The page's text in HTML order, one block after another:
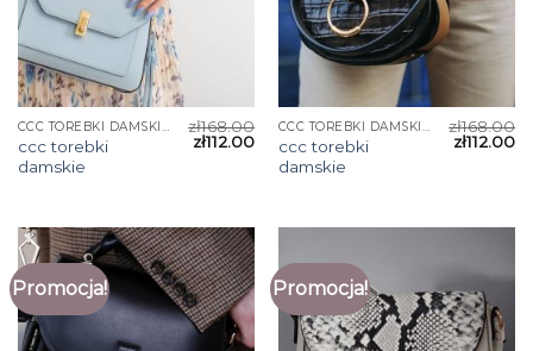
CCC TOREBKI DAMSKIE
ccc torebki
damskie
zł168.00
zł112.00
CCC TOREBKI DAMSKIE
ccc torebki
damskie
zł168.00
zł112.00
Promocja! Promocja!